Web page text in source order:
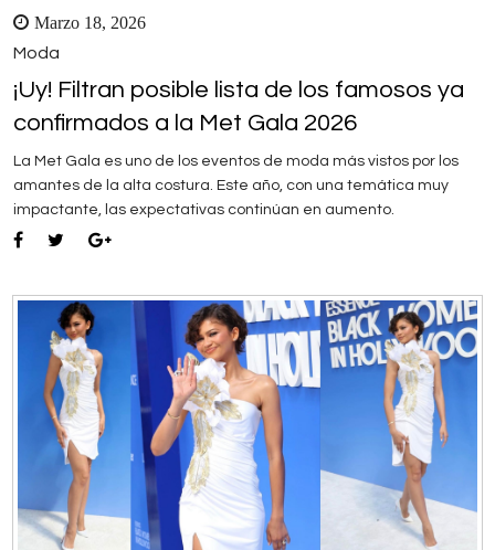
Marzo 18, 2026
Moda
¡Uy! Filtran posible lista de los famosos ya
confirmados a la Met Gala 2026
La Met Gala es uno de los eventos de moda más vistos por los
amantes de la alta costura. Este año, con una temática muy
impactante, las expectativas continúan en aumento.